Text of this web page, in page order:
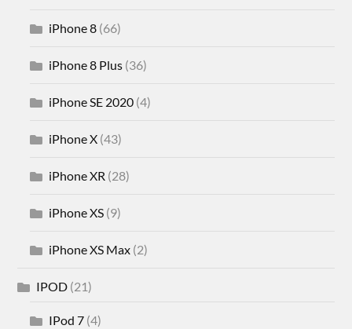
iPhone 8 (66)
iPhone 8 Plus (36)
iPhone SE 2020 (4)
iPhone X (43)
iPhone XR (28)
iPhone XS (9)
iPhone XS Max (2)
IPOD (21)
IPod 7 (4)